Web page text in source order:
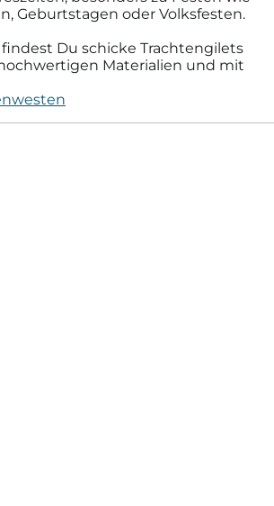
Geburtstagen oder Volksfesten.
Du schicke Trachtengilets
Materialien und mit